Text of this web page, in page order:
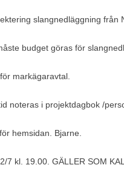
slangnedläggning från
budget göras för
markägaravtal.
noteras i projektdagbok /
hemsidan. Bjarne.
7 kl. 19.00. GÄLLER SOM